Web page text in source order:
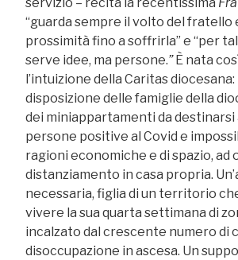
“guarda sempre il volto del fratello
prossimità fino a soffrirla” e “per
serve idee, ma persone.” È nata
l’intuizione della Caritas
disposizione delle famiglie della
dei miniappartamenti da destinarsi
persone positive al Covid e
ragioni economiche e di spazio, ad
distanziamento in casa propria.
necessaria, figlia di un territorio
vivere la sua quarta settimana di
incalzato dal crescente numero di
disoccupazione in ascesa. Un